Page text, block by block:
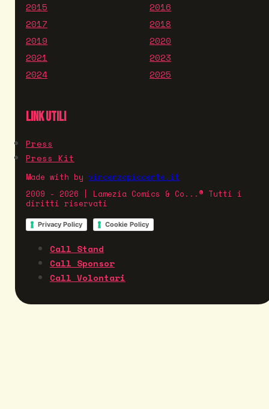
2015
2016
2017
2018
2019
2020
2021
2023
2024
2025
LINK UTILI
Press
Press Kit
Made with by vincenzopiacente.it
2009 - 2026 | Lamezia Comics & Co...® Tutti i
diritti riservati
Privacy Policy Cookie Policy
Call Stand
Call Sponsor
Call Volontari